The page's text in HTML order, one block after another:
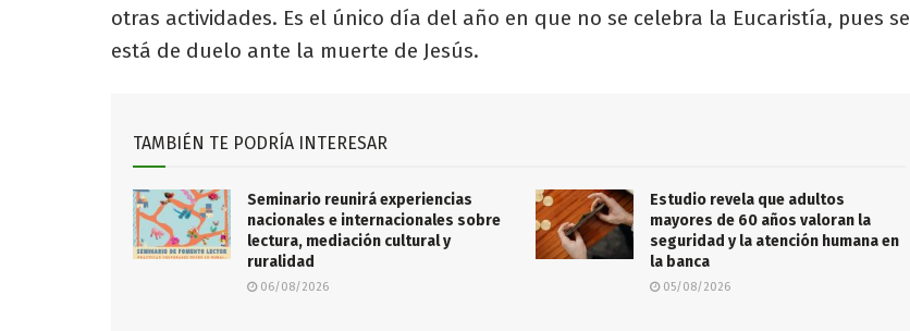
otras actividades. Es el único día del año en que no se celebra la Eucaristía, pues se
está de duelo ante la muerte de Jesús.
TAMBIÉN TE PODRÍA INTERESAR
Seminario reunirá experiencias
nacionales e internacionales sobre
lectura, mediación cultural y
ruralidad
06/08/2026
Estudio revela que adultos
mayores de 60 años valoran la
seguridad y la atención humana en
la banca
05/08/2026